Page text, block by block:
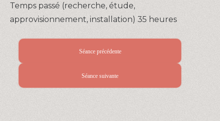
Temps passé (recherche, étude,
approvisionnement, installation) 35 heures
Séance précédente
Séance suivante